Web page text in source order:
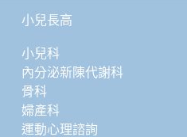
小兒長高
小兒科
內分泌新陳代謝科
骨科
婦產科
運動心理諮詢